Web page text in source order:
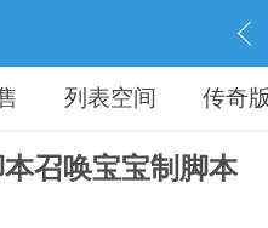
› 内容
列表空间 传奇
召唤宝宝制脚本